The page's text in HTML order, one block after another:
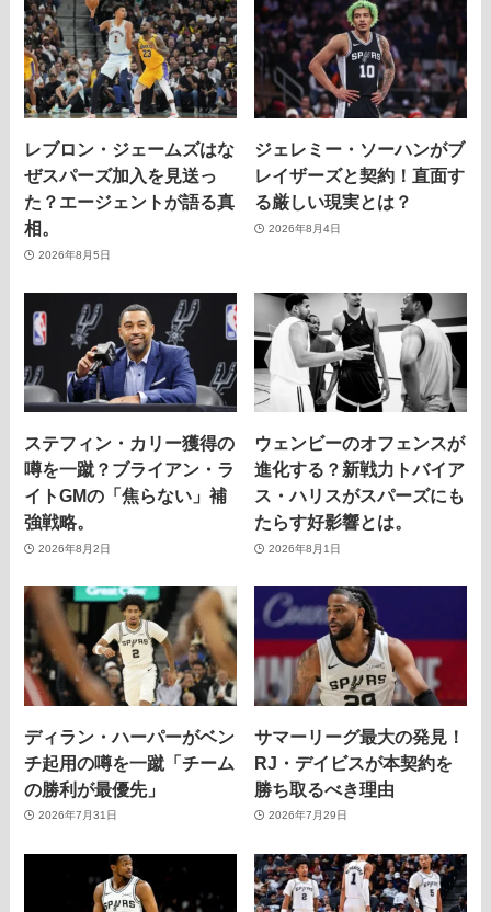
レブロン・ジェームズはな
ぜスパーズ加入を見送っ
た？エージェントが語る真
相。
2026年8月5日
ジェレミー・ソーハンがブ
レイザーズと契約！直面す
る厳しい現実とは？
2026年8月4日
ステフィン・カリー獲得の
噂を一蹴？ブライアン・ラ
イトGMの「焦らない」補
強戦略。
2026年8月2日
ウェンビーのオフェンスが
進化する？新戦力トバイア
ス・ハリスがスパーズにも
たらす好影響とは。
2026年8月1日
ディラン・ハーパーがベン
チ起用の噂を一蹴「チーム
の勝利が最優先」
2026年7月31日
サマーリーグ最大の発見！
RJ・デイビスが本契約を
勝ち取るべき理由
2026年7月29日